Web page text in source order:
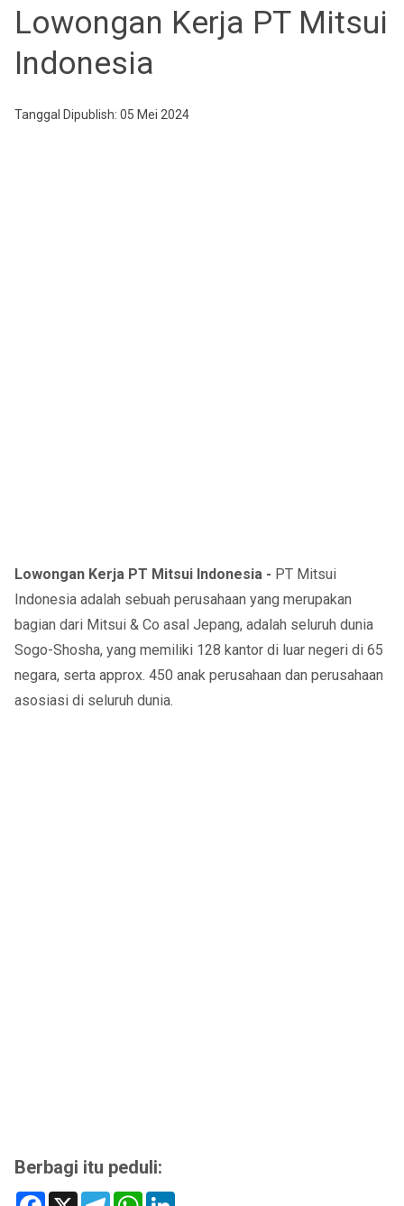
Lowongan Kerja PT Mitsui
Indonesia
Tanggal Dipublish: 05 Mei 2024
Lowongan Kerja PT Mitsui Indonesia - PT Mitsui
Indonesia adalah sebuah perusahaan yang merupakan
bagian dari Mitsui & Co asal Jepang, adalah seluruh dunia
Sogo-Shosha, yang memiliki 128 kantor di luar negeri di 65
negara, serta approx. 450 anak perusahaan dan perusahaan
asosiasi di seluruh dunia.
Berbagi itu peduli:
F
X
T
W